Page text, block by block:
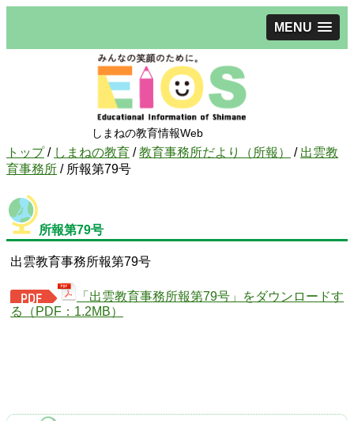
MENU
しまねの教育情報Web
現
在
位
置：
トップ/ しまねの教育 /教育事務所だより（所報） / 出雲教
育事務所 / 所報第79号
所報第79号
出雲教育事務所報第79号
「出雲教育事務所報第79号」をダウンロードす
る（PDF：1.2MB）